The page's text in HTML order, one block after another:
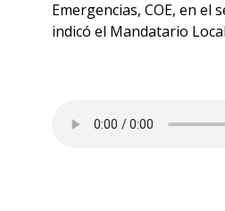
Emergencias, COE, en el
indicó el Mandatario